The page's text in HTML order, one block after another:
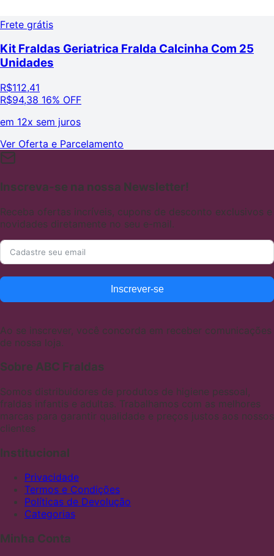
Frete grátis
Kit Fraldas Geriatrica Fralda Calcinha Com 25
Unidades
R$112,41
R$94,38 16% OFF
em 12x sem juros
Ver Oferta e Parcelamento
Inscreva-se na nossa Newsletter!
Receba ofertas incríveis, cupons de desconto exclusivos e
novidades diretamente no seu e-mail.
Inscrever-se
Ao se inscrever, você concorda em receber comunicações
de nossa loja.
Sobre ABC Fraldas
Somos distribuidores de produtos de higiene pessoal,
fraldas infantis e adultas. Trabalhamos com as melhores
marcas para garantir qualidade e preços justos aos nossos
clientes
Institucional
Privacidade
Termos e Condições
Políticas de Devolução
Categorias
Minha Conta